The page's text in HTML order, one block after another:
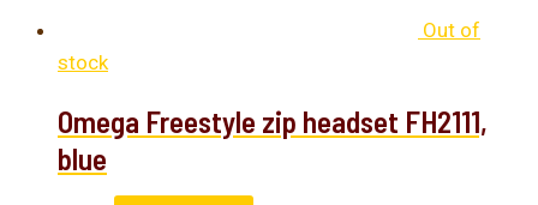
Out of
stock
Omega Freestyle zip headset FH2111,
blue